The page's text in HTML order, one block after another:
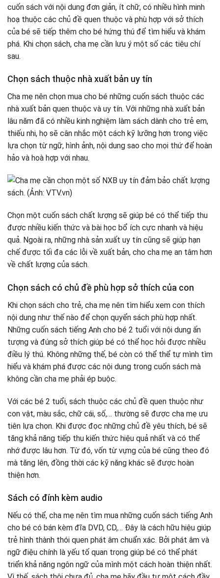
cuốn sách với nội dung đơn giản, ít chữ, có nhiều hình minh
hoạ thuộc các chủ đề quen thuộc và phù hợp với sở thích
của bé sẽ tiếp thêm cho bé hứng thú để tìm hiểu và khám
phá. Khi chọn sách, cha mẹ cần lưu ý một số các tiêu chí
sau.
Chọn sách thuộc nhà xuất bản uy tín
Cha mẹ nên chọn mua cho bé những cuốn sách thuộc các
nhà xuất bản quen thuộc và uy tín. Với những nhà xuất bản
lâu năm đã có nhiều kinh nghiệm làm sách dành cho trẻ em,
thiếu nhi, họ sẽ cân nhắc một cách kỹ lưỡng hơn trong việc
lựa chọn từ ngữ, hình ảnh, nội dung sao cho mọi thứ để hoàn
hảo và hoà hợp với nhau.
Chọn một cuốn sách chất lượng sẽ giúp bé có thể tiếp thu
được nhiều kiến thức và bài học bổ ích cực nhanh và hiệu
quả. Ngoài ra, những nhà sản xuất uy tín cũng sẽ giúp hạn
chế được tối đa các lỗi về xuất bản, cho cha mẹ an tâm hơn
về chất lượng của sách.
Chọn sách có chủ đề phù hợp sở thích của con
Khi chọn sách cho trẻ, cha mẹ nên tìm hiểu xem con thích
nội dung như thế nào để chọn quyển sách phù hợp nhất.
Những cuốn sách tiếng Anh cho bé 2 tuổi với nội dung ấn
tượng và đúng sở thích giúp bé có thể học hỏi được nhiều
điều lý thú. Không những thế, bé còn có thể thể tự mình tìm
hiểu và khám phá được các nội dung trong cuốn sách mà
không cần cha mẹ phải ép buộc.
Với các bé 2 tuổi, sách thuộc các chủ đề quen thuộc như
con vật, màu sắc, chữ cái, số,… thường sẽ được cha mẹ ưu
tiên lựa chọn. Khi được đọc những chủ đề yêu thích, bé sẽ
tăng khả năng tiếp thu kiến thức hiệu quả nhất và có thể
nhớ được lâu hơn. Từ đó, vốn từ vựng của bé cũng theo đó
mà tăng lên, đồng thời các kỹ năng khác sẽ được hoàn
thiện hơn.
Sách có đính kèm audio
Nếu có thể, cha mẹ nên tìm mua những cuốn sách tiếng Anh
cho bé có bán kèm đĩa DVD, CD,… Đây là cách hữu hiệu giúp
trẻ hình thành thói quen phát âm chuẩn xác. Bởi phát âm và
ngữ điệu chính là yếu tố quan trọng giúp bé có thể phát
triển khả năng ngôn ngữ của mình một cách hoàn thiện nhất.